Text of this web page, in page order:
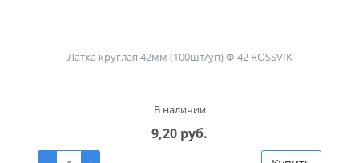
Латка круглая 42мм (100шт/уп) Ф-42 ROSSVIK
В наличии
9,20 руб.